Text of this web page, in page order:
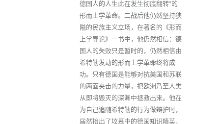
德国人的人生此在发生彻底翻转”的
形而上学革命。二战后他仍然坚持狭
隘的民族主义立场，在著名的《形而
上学导论》一书中，他仍然相信：德
国人的失败只是暂时的，仍然相信由
希特勒发动的形而上学革命终将成
功。只有德国是能够对抗美国和苏联
的两面夹击的力量，把欧洲乃至人类
从即将毁灭的深渊中拯救出来。他在
为自己追随希特勒的行为做辩护时，
居然抬出了坟墓中的德国知识精英，